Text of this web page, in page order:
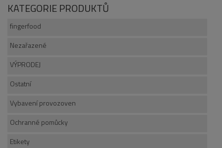
KATEGORIE PRODUKTŮ
fingerfood
Nezařazené
VÝPRODEJ
Ostatní
Vybavení provozoven
Ochranné pomůcky
Etikety